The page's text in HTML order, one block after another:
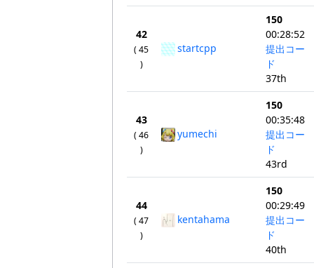
42
( 45
)
startcpp
150
00:28:52
提出コー
ド
37th
43
( 46
)
yumechi
150
00:35:48
提出コー
ド
43rd
44
( 47
)
kentahama
150
00:29:49
提出コー
ド
40th